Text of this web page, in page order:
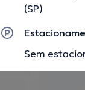
(SP)
Sem